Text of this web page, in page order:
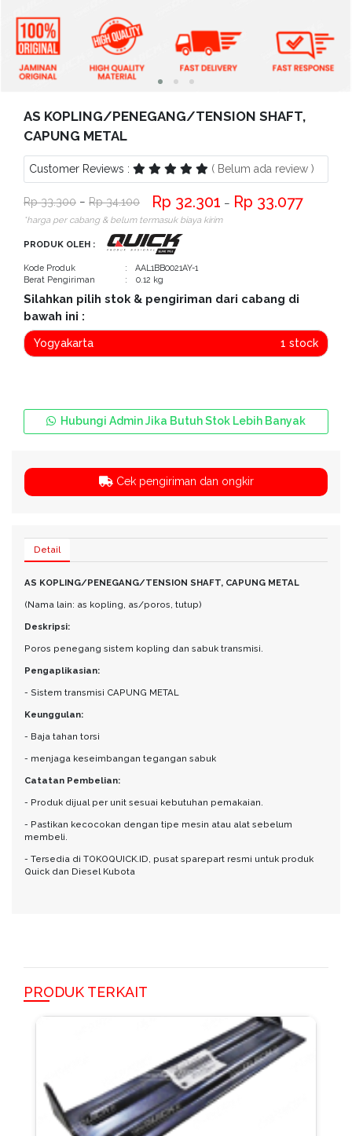
Kritik
Saran
AS KOPLING/PENEGANG/TENSION SHAFT,
CAPUNG METAL
Customer Reviews : ( Belum ada review )
33.300 − 34.100 32.301 − 33.077
*harga per cabang & belum termasuk biaya kirim
PRODUK OLEH :
Kode Produk
: AAL1BB0021AY-1
Berat Pengiriman
: 0.12 kg
Silahkan pilih stok & pengiriman dari cabang di
bawah ini :
Yogyakarta 1 stock
Hubungi Admin Jika Butuh Stok Lebih Banyak
Cek pengiriman dan ongkir
Detail
AS KOPLING/PENEGANG/TENSION SHAFT, CAPUNG METAL
(Nama lain: as kopling, as/poros, tutup)
Deskripsi:
Poros penegang sistem kopling dan sabuk transmisi.
Pengaplikasian:
- Sistem transmisi CAPUNG METAL
Keunggulan:
- Baja tahan torsi
- menjaga keseimbangan tegangan sabuk
Catatan Pembelian:
- Produk dijual per unit sesuai kebutuhan pemakaian.
- Pastikan kecocokan dengan tipe mesin atau alat sebelum
membeli.
- Tersedia di TOKOQUICK.ID, pusat sparepart resmi untuk produk
Quick dan Diesel Kubota
PRODUK TERKAIT